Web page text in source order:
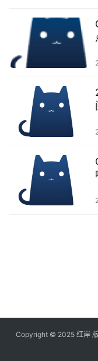
Copyright © 2025 红岸